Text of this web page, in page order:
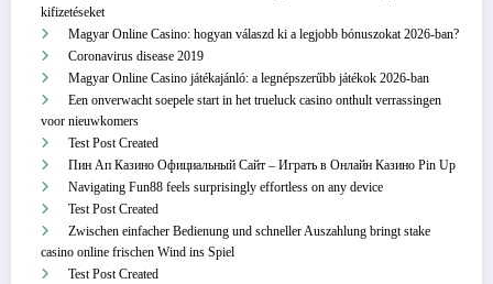
kifizetéseket
Magyar Online Casino: hogyan válaszd ki a legjobb bónuszokat 2026-ban?
Coronavirus disease 2019
Magyar Online Casino játékajánló: a legnépszerűbb játékok 2026-ban
Een onverwacht soepele start in het trueluck casino onthult verrassingen
voor nieuwkomers
Test Post Created
Пин Ап Казино Официальный Сайт – Играть в Онлайн Казино Pin Up
Navigating Fun88 feels surprisingly effortless on any device
Test Post Created
Zwischen einfacher Bedienung und schneller Auszahlung bringt stake
casino online frischen Wind ins Spiel
Test Post Created